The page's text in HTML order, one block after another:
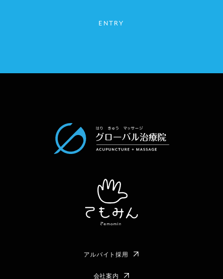
ENTRY
アルバイト採用
会社案内